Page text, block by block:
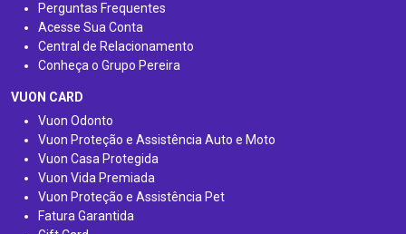
Perguntas Frequentes
Acesse Sua Conta
Central de Relacionamento
Conheça o Grupo Pereira
VUON CARD
Vuon Odonto
Vuon Proteção e Assistência Auto e Moto
Vuon Casa Protegida
Vuon Vida Premiada
Vuon Proteção e Assistência Pet
Fatura Garantida